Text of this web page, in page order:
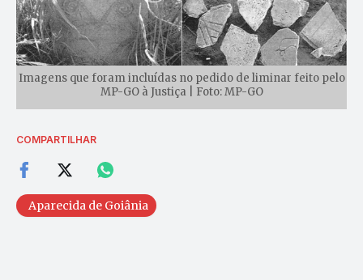
Imagens que foram incluídas no pedido de liminar feito pelo
MP-GO à Justiça | Foto: MP-GO
COMPARTILHAR
Aparecida de Goiânia